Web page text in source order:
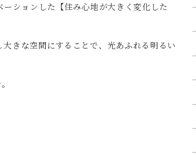
ションした【住み心地が大きく変化した
きな空間にすることで、光あふれる明るい